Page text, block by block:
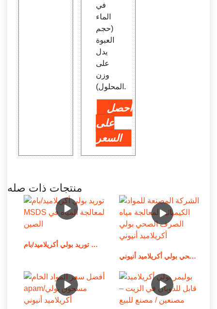
في
الماء
(حجم
العبوة
يدل
على
وزن
المحلول).
احصل
على
السعر
منتجات ذات صله
توريد بولي أكريلاميد/بام MSDS لمعالجة المياه في الصين
الشركة المصنعة للمواد الكيميائية لمعالجة مياه الصرف الصحي بولي أكريلاميد أنيوني